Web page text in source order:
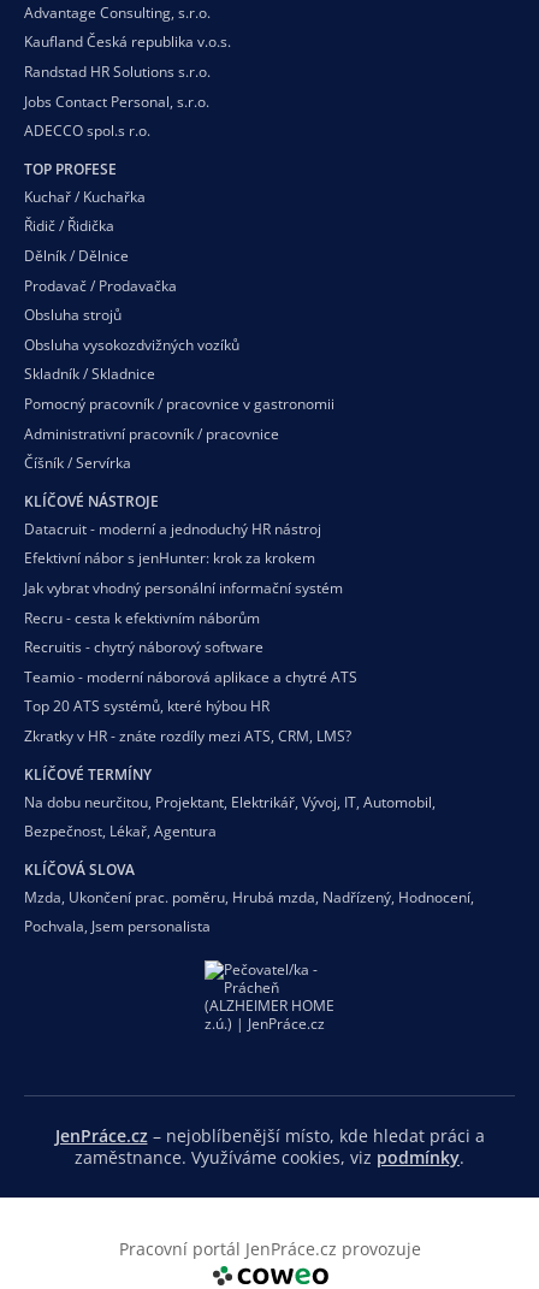
Advantage Consulting, s.r.o.
Kaufland Česká republika v.o.s.
Randstad HR Solutions s.r.o.
Jobs Contact Personal, s.r.o.
ADECCO spol.s r.o.
TOP PROFESE
Kuchař / Kuchařka
Řidič / Řidička
Dělník / Dělnice
Prodavač / Prodavačka
Obsluha strojů
Obsluha vysokozdvižných vozíků
Skladník / Skladnice
Pomocný pracovník / pracovnice v gastronomii
Administrativní pracovník / pracovnice
Číšník / Servírka
KLÍČOVÉ NÁSTROJE
Datacruit - moderní a jednoduchý HR nástroj
Efektivní nábor s jenHunter: krok za krokem
Jak vybrat vhodný personální informační systém
Recru - cesta k efektivním náborům
Recruitis - chytrý náborový software
Teamio - moderní náborová aplikace a chytré ATS
Top 20 ATS systémů, které hýbou HR
Zkratky v HR - znáte rozdíly mezi ATS, CRM, LMS?
KLÍČOVÉ TERMÍNY
Na dobu neurčitou, Projektant, Elektrikář, Vývoj, IT, Automobil,
Bezpečnost, Lékař, Agentura
KLÍČOVÁ SLOVA
Mzda, Ukončení prac. poměru, Hrubá mzda, Nadřízený, Hodnocení,
Pochvala, Jsem personalista
JenPráce.cz– nejoblíbenější místo, kde hledat práci a
zaměstnance. Využíváme cookies, viz podmínky.
Pracovní portál JenPráce.cz provozuje